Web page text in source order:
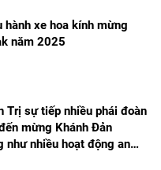
hành xe hoa kính mừng
năm 2025
Trị sự tiếp nhiều phái đoàn
mừng Khánh Đản
như nhiều hoạt động an